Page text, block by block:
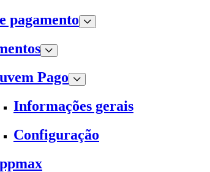
pagamento
Pago
Informações gerais
Configuração